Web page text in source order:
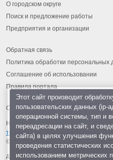
О городском округе
Поиск и предложение работы
Предприятия и организации
Обратная связь
Политика обработки персональных
Соглашение об использовании
Правила портала
На информационном ресурсе
технологии
© 2013-2026 «ОИНФО»,
сделано в
Для читателей: В России признаны
Этот сайт производит
пользовательских данных (ip-
операционной системы, тип и
переадресации на сайт, и
сайта) в целях улучшения
проведения статистических
использованием метрических